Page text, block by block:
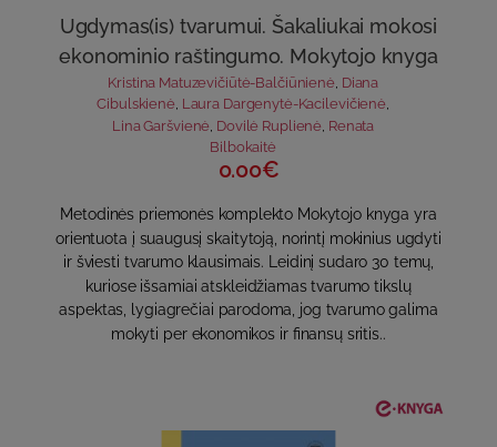
Ugdymas(is) tvarumui. Šakaliukai mokosi
ekonominio raštingumo. Mokytojo knyga
Kristina Matuzevičiūtė-Balčiūnienė Diana
Cibulskienė, Laura Dargenytė-Kacilevičienė,
Lina Garšvienė Dovilė Ruplienė Renata
Bilbokaitė
0.00€
Metodinės priemonės komplekto Mokytojo knyga yra
orientuota į suaugusį skaitytoją, norintį mokinius ugdyti
ir šviesti tvarumo klausimais. Leidinį sudaro 30 temų,
kuriose išsamiai atskleidžiamas tvarumo tikslų
aspektas, lygiagrečiai parodoma, jog tvarumo galima
mokyti per ekonomikos ir finansų sritis..